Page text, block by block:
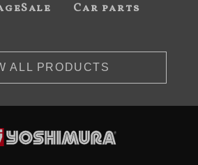
Car parts
ALL PRODUCTS